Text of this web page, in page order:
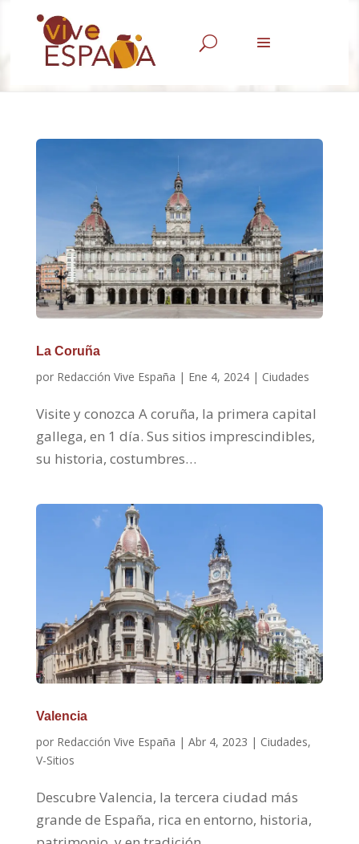
U
La Coruña
por Redacción Vive España | Ene 4, 2024| Ciudades
Visite y conozca A coruña, la primera capital
gallega, en 1 día. Sus sitios imprescindibles,
su historia, costumbres…
Valencia
por Redacción Vive España | Abr 4, 2023 | Ciudades,
V-Sitios
Descubre Valencia, la tercera ciudad más
grande de España, rica en entorno, historia,